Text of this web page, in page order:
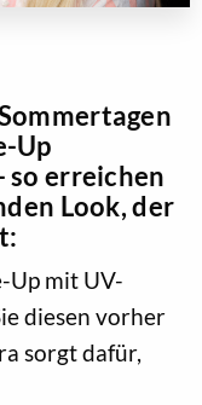
Up
so erreichen
Look, der
Up mit UV-
diesen vorher
sorgt dafür,